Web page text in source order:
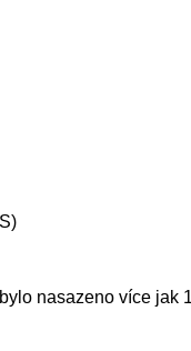
nasazeno více jak